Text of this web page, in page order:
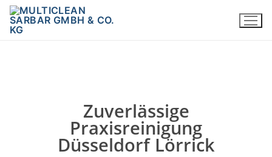
Zuverlässige
Praxisreinigung
Düsseldorf Lörrick